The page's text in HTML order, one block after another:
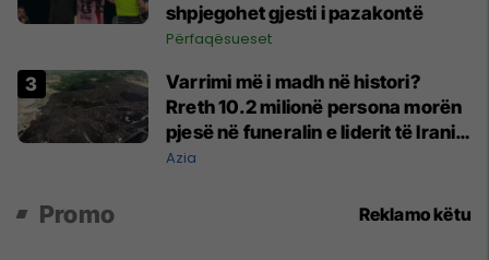
shpjegohet gjesti i pazakontë
Përfaqësueset
Varrimi më i madh në histori?
Rreth 10.2 milionë persona morën
pjesë në funeralin e liderit të Iranit
në 1989
Azia
Promo Reklamo këtu